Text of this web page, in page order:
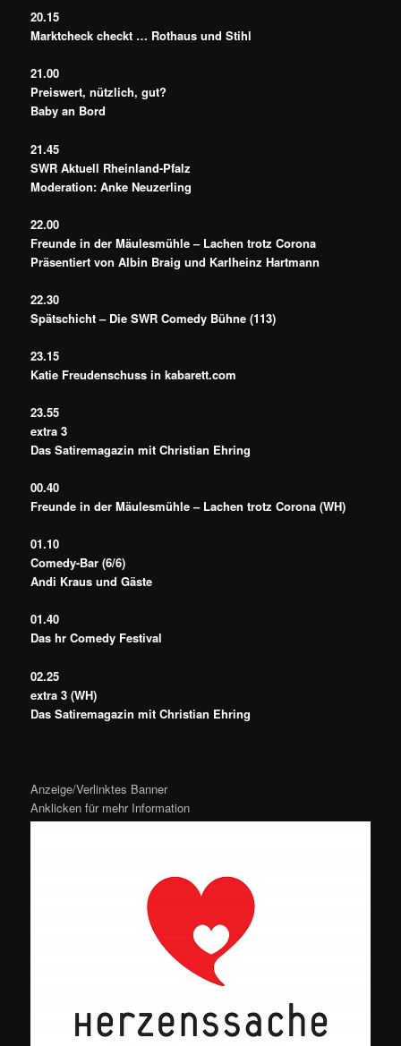
20.15
Marktcheck checkt … Rothaus und Stihl
21.00
Preiswert, nützlich, gut?
Baby an Bord
21.45
SWR Aktuell Rheinland-Pfalz
Moderation: Anke Neuzerling
22.00
Freunde in der Mäulesmühle – Lachen trotz Corona
Präsentiert von Albin Braig und Karlheinz Hartmann
22.30
Spätschicht – Die SWR Comedy Bühne (113)
23.15
Katie Freudenschuss in kabarett.com
23.55
extra 3
Das Satiremagazin mit Christian Ehring
00.40
Freunde in der Mäulesmühle – Lachen trotz Corona (WH)
01.10
Comedy-Bar (6/6)
Andi Kraus und Gäste
01.40
Das hr Comedy Festival
02.25
extra 3 (WH)
Das Satiremagazin mit Christian Ehring
Anzeige/Verlinktes Banner
Anklicken für mehr Information